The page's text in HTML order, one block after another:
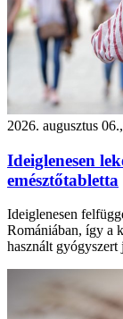
2026. augusztus
Ideiglenesen
emésztőtabletta
Ideiglenesen
Romániában, így a
használt gyógyszert